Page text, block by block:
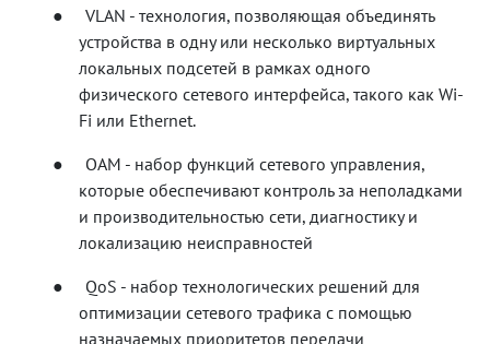
●
VLAN - технология, позволяющая объединять
устройства в одну или несколько виртуальных
локальных подсетей в рамках одного
физического сетевого интерфейса, такого как Wi-
Fi или Ethernet.
●
OAM - набор функций сетевого управления,
которые обеспечивают контроль за неполадками
и производительностью сети, диагностику и
локализацию неисправностей
●
QoS - набор технологических решений для
оптимизации сетевого трафика с помощью
назначаемых приоритетов передачи